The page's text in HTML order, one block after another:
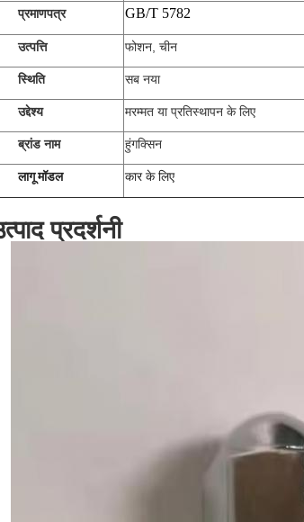
प्रमाणपत्र GB/T 5782
उत्पत्ति फोशन, चीन
स्थिति सब नया
उद्देश्य मरम्मत या प्रतिस्थापन के लिए
ब्रांड नाम हुंगक्सिन
लागू मॉडल कार के लिए
प्रदर्शनी